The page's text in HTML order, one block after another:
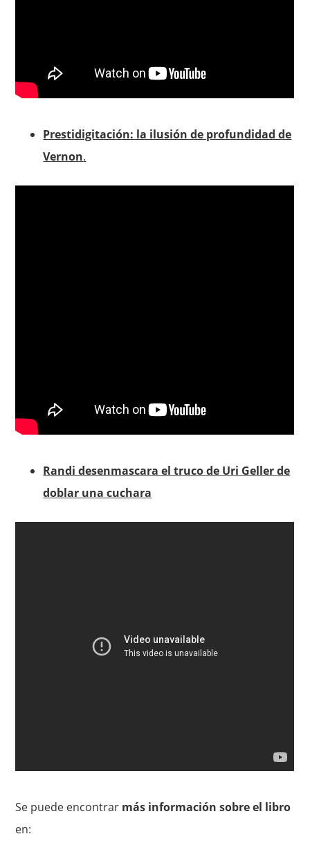
Prestidigitación: la ilusión de profundidad de
Vernon.
Randi desenmascara el truco de Uri Geller de
doblar una cuchara
Se puede encontrar más información sobre el libro
en: